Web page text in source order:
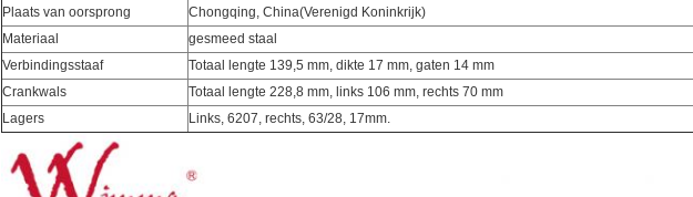
Plaats van oorsprong
Chongqing, China(Verenigd Koninkrijk)
Materiaal
gesmeed staal
Verbindingsstaaf
Totaal lengte 139,5 mm, dikte 17 mm, gaten 14 mm
Crankwals
Totaal lengte 228,8 mm, links 106 mm, rechts 70 mm
Lagers
Links, 6207, rechts, 63/28, 17mm.